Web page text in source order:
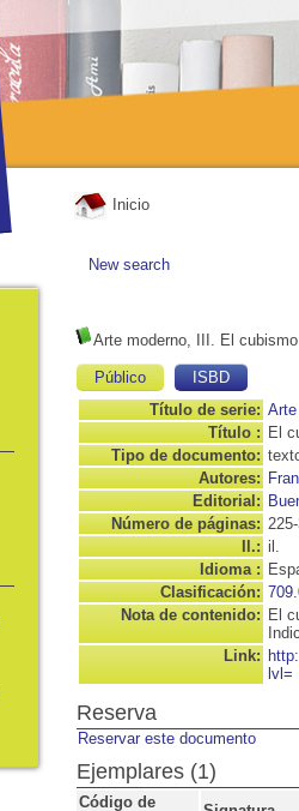
Inicio
New search
Arte moderno, III. El cubismo
Público
ISBD
Título de serie:
Título : El
Tipo de documento:
Autores:
Editorial:
Número de páginas:
Il.: il.
Idioma :
Clasificación:
Nota de contenido: El
Link:
lvl=
Reserva
Reservar este documento
Ejemplares (1)
Código de